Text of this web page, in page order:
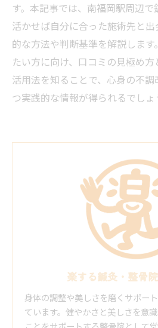
す。本記事では、南福岡駅周辺
活かせば自分に合った施術先と
的な方法や判断基準を解説しま
たい方に向け、口コミの見極め
活用法を知ることで、心身の不
つ実践的な情報が得られるでしょ
楽する鍼灸・整骨
身体の調整や美しさを磨くサポー
ています。健やかさと美しさを意